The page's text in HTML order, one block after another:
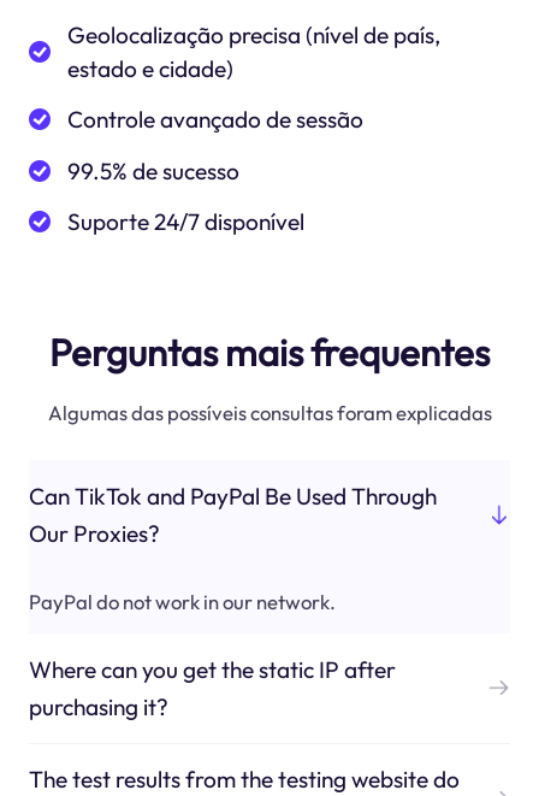
Geolocalização precisa (nível de país,
estado e cidade)
Controle avançado de sessão
99.5% de sucesso
Suporte 24/7 disponível
Perguntas mais frequentes
Algumas das possíveis consultas foram explicadas
Can TikTok and PayPal Be Used Through
Our Proxies?
PayPal do not work in our network.
Where can you get the static IP after
purchasing it?
The test results from the testing website do